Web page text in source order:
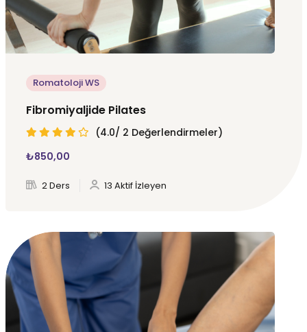
Romatoloji WS
Fibromiyaljide Pilates
(4.0/ 2 Değerlendirmeler)
₺850,00
2 Ders 13 Aktif İzleyen